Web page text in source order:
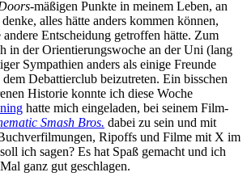
-mäßigen Punkte in meinem Leben, an
alles hätte anders kommen können,
Entscheidung getroffen hätte. Zum
in der Orientierungswoche an der Uni (lang
Sympathien anders als einige Freunde
dem Debattierclub beizutreten. Ein bisschen
Historie konnte ich diese Woche
hatte mich eingeladen, bei seinem Film-
Smash Bros. dabei zu sein und mit
Ripoffs und Filme mit X im
ich sagen? Es hat Spaß gemacht und ich
ganz gut geschlagen.